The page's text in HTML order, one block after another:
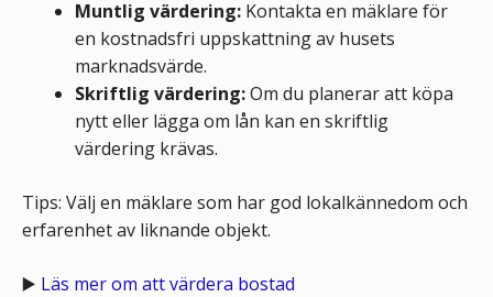
Muntlig värdering: Kontakta en mäklare för
en kostnadsfri uppskattning av husets
marknadsvärde.
Skriftlig värdering:Om du planerar att köpa
nytt eller lägga om lån kan en skriftlig
värdering krävas.
Tips: Välj en mäklare som har god lokalkännedom och
erfarenhet av liknande objekt.
▶️ Läs mer om att värdera bostad